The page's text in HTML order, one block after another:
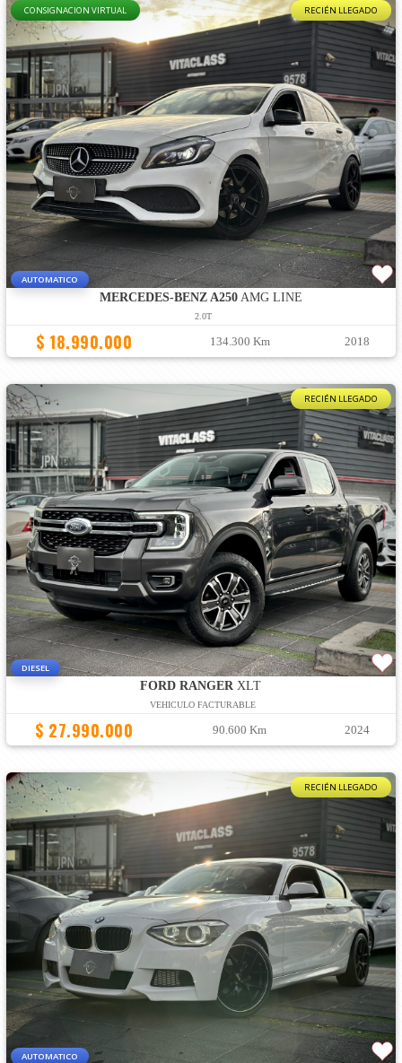
CONSIGNACION VIRTUAL RECIÉN LLEGADO
AUTOMATICO
MERCEDES-BENZ A250AMG LINE
2.0T
$ 18.990.000 134.300 Km 2018
RECIÉN LLEGADO
DIESEL
FORD RANGER XLT
VEHICULO FACTURABLE
$ 27.990.000 90.600 Km 2024
RECIÉN LLEGADO
AUTOMATICO